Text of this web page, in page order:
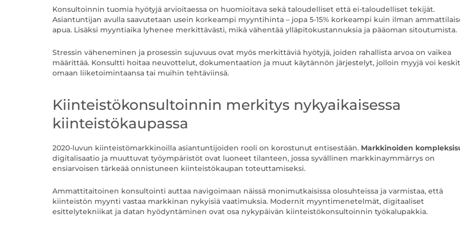
Konsultoinnin tuomia hyötyjä arvioitaessa on huomioitava sekä taloudelliset että ei-taloudelliset tekijät.
Asiantuntijan avulla saavutetaan usein korkeampi myyntihinta – jopa 5-15% korkeampi kuin ilman
apua. Lisäksi myyntiaika lyhenee merkittävästi, mikä vähentää ylläpitokustannuksia ja pääoman sitoutumista.
Stressin väheneminen ja prosessin sujuvuus ovat myös merkittäviä hyötyjä, joiden rahallista arvoa on vaikea
määrittää. Konsultti hoitaa neuvottelut, dokumentaation ja muut käytännön järjestelyt, jolloin myyjä voi
omaan liiketoimintaansa tai muihin tehtäviinsä.
Kiinteistökonsultoinnin merkitys nykyaikaisessa
kiinteistökaupassa
2020-luvun kiinteistömarkkinoilla asiantuntijoiden rooli on korostunut entisestään. Markkinoiden
digitalisaatio ja muuttuvat työympäristöt ovat luoneet tilanteen, jossa syvällinen markkinaymmärrys on
ensiarvoisen tärkeää onnistuneen kiinteistökaupan toteuttamiseksi.
Ammattitaitoinen konsultointi auttaa navigoimaan näissä monimutkaisissa olosuhteissa ja varmistaa, että
kiinteistön myynti vastaa markkinan nykyisiä vaatimuksia. Modernit myyntimenetelmät, digitaaliset
esittelytekniikat ja datan hyödyntäminen ovat osa nykypäivän kiinteistökonsultoinnin työkalupakkia.